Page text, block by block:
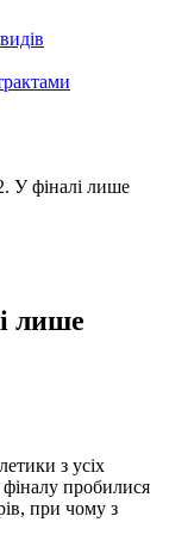
У фіналі лише
лише
з усіх
фіналу пробилися
при чому з